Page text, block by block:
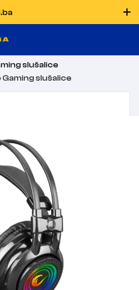
Vibera i WhatsAppa
slušalice
slušalice